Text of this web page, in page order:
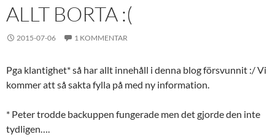
ALLT BORTA :(
2015-07-06 1 KOMMENTAR
Pga klantighet* så har allt innehåll i denna blog försvunnit :/ Vi
kommer att så sakta fylla på med ny information.
* Peter trodde backuppen fungerade men det gjorde den inte
tydligen….